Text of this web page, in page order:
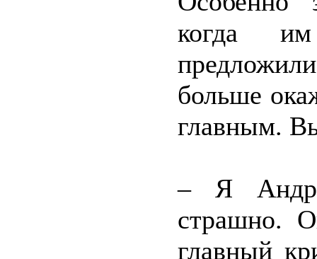
когда
больше
главным.
– Я
страшно.
главный